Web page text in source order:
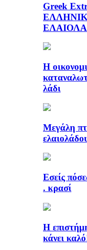
Greek
Η
λάδι
Μεγάλη
Εσείς
. κρασί
Η
κάνει